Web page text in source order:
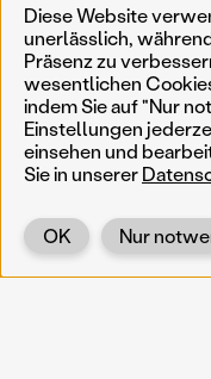
Diese Website
unerlässlich,
Präsenz zu
wesentlichen
indem Sie auf "Nur
Einstellungen
einsehen und
Sie in unserer
Nur
OK